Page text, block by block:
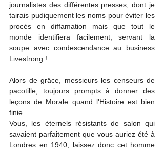
journalistes des différentes presses, dont je
tairais pudiquement les noms pour éviter les
procès en diffamation mais que tout le
monde identifiera facilement, servant la
soupe avec condescendance au business
Livestrong !
Alors de grâce, messieurs les censeurs de
pacotille, toujours prompts à donner des
leçons de Morale quand l'Histoire est bien
finie.
Vous, les éternels résistants de salon qui
savaient parfaitement que vous auriez été à
Londres en 1940, laissez donc cet homme